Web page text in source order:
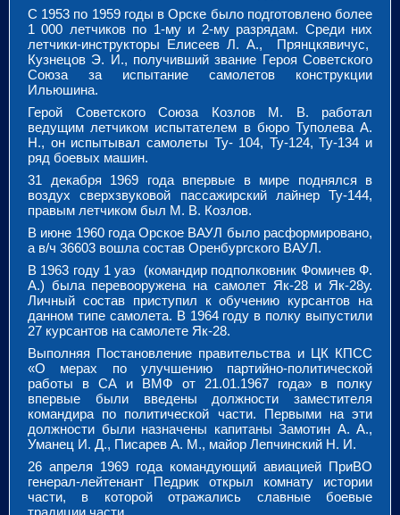
С 1953 по 1959 годы в Орске было подготовлено более
1 000 летчиков по 1-му и 2-му разрядам. Среди них
летчики-инструкторы Елисеев Л. А., Прянцкявичус,
Кузнецов Э. И., получивший звание Героя Советского
Союза за испытание самолетов конструкции
Ильюшина.
Герой Советского Союза Козлов М. В. работал
ведущим летчиком испытателем в бюро Туполева А.
Н., он испытывал самолеты Ту- 104, Ту-124, Ту-134 и
ряд боевых машин.
31 декабря 1969 года впервые в мире поднялся в
воздух сверхзвуковой пассажирский лайнер Ту-144,
правым летчиком был М. В. Козлов.
В июне 1960 года Орское ВАУЛ было расформировано,
а в/ч 36603 вошла состав Оренбургского ВАУЛ.
В 1963 году 1 уаэ (командир подполковник Фомичев Ф.
А.) была перевооружена на самолет Як-28 и Як-28у.
Личный состав приступил к обучению курсантов на
данном типе самолета. В 1964 году в полку выпустили
27 курсантов на самолете Як-28.
Выполняя Постановление правительства и ЦК КПСС
«О мерах по улучшению партийно-политической
работы в СА и ВМФ от 21.01.1967 года» в полку
впервые были введены должности заместителя
командира по политической части. Первыми на эти
должности были назначены капитаны Замотин А. А.,
Уманец И. Д., Писарев А. М., майор Лепчинский Н. И.
26 апреля 1969 года командующий авиацией ПриВО
генерал-лейтенант Педрик открыл комнату истории
части, в которой отражались славные боевые
традиции части.